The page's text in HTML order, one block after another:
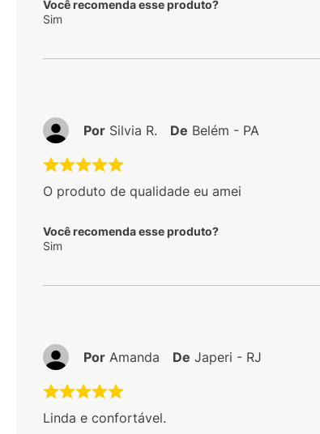
Você recomenda esse produto?
Sim
O produto de qualidade eu amei
Você recomenda esse produto?
Sim
Por Silvia R. De Belém - PA
Linda e confortável.
Por Amanda De Japeri - RJ